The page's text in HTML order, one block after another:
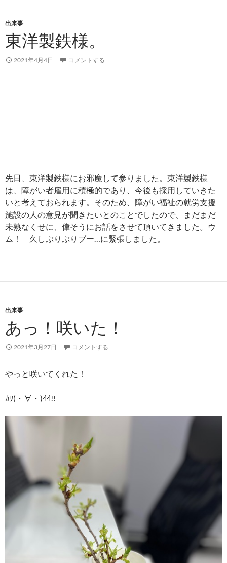
出来事
東洋製鉄様。
2021年4月4日 コメントする
先日、東洋製鉄様にお邪魔して参りました。東洋製鉄様
は、障がい者雇用に積極的であり、今後も採用していきた
いと考えておられます。そのため、障がい福祉の就労支援
施設の人の意見が聞きたいとのことでしたので、まだまだ
未熟なくせに、偉そうにお話をさせて頂いてきました。ウ
ム！ 久しぶりぶりブー…に緊張しました。
出来事
あっ！咲いた！
2021年3月27日 コメントする
やっと咲いてくれた！
ｶﾜ(・∀・)ｲｲ!!